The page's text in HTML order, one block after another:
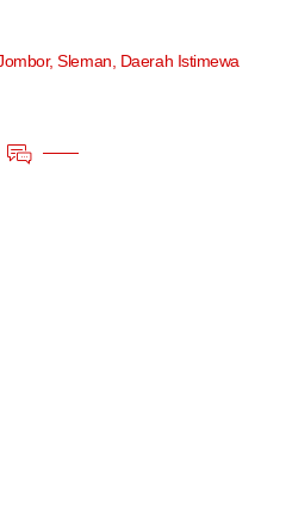
Sleman, Daerah Istimewa